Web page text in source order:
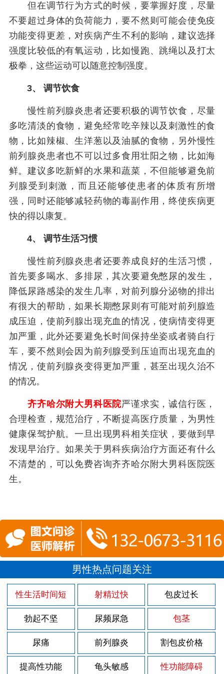
但在调节行为方式的时候，要掌握好度，尽量
不要超过身体的负荷能力，要不然则可能会使免疫
功能变得更差，对疾病产生不利的影响，建议选择
强度比较低的有氧运动，比如慢跑、跳绳以及打太
极拳，这些运动可以随意控制强度。
3、 调节饮食
慢性前列腺炎患者还要积极的调节饮食，尽量
多吃清淡的食物，避免经常吃辛辣以及刺激性的食
物，比如辣椒、生洋葱以及油腻的食物，另外慢性
前列腺炎患者也不可以过多食用壮阳之物，比如海
鲜。建议多吃新鲜的水果和蔬菜，不但能够避免前
列腺受到刺激，而且还能够使患者的体质有所增
强，同时还能够减轻药物的毒副作用，终使疾病更
快的得以康复。
4、 调节生活习惯
慢性前列腺炎患者还要养成良好的生活习惯，
首先要多喝水、多排尿，其次要避免憋尿的发生，
降低尿路感染的发生几率，对前列腺分泌物的排出
有很大的帮助，如果长期憋尿则有可能对前列腺造
成压迫，使前列腺出现充血的情况，使病情变得更
加严重，此外还要避免长时间保持坐姿或者骑自行
车，要不然则会因为前列腺受到压迫而出现充血的
情况，使前列腺炎变得更加严重，甚至出现久治不
的情况。
齐齐哈尔附大男科医院严谨求实，诚信行医，
合理检查，规范治疗，不断提高医疗质量，为男性
健康保驾护航。一旦出现男科相关症状，要做到早
发现早治疗。如果关于男科疾病治疗方面还有什么
不清楚的，可以免费咨询齐齐哈尔附大男科医院医
生。
男性热点问题关注
性生活时间短 射精过快 包皮过长
勃起不坚 尿频尿急 包茎
尿痛 前列腺炎 割包皮价格
提高性功能 龟头敏感 性功能障碍